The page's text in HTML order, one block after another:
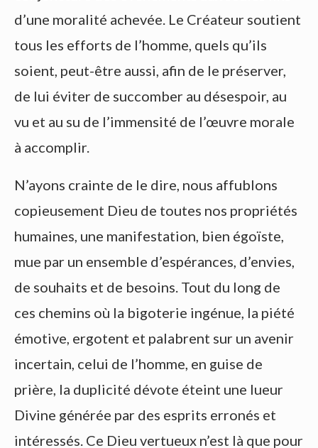
d’une moralité achevée. Le Créateur soutient
tous les efforts de l’homme, quels qu’ils
soient, peut-être aussi, afin de le préserver,
de lui éviter de succomber au désespoir, au
vu et au su de l’immensité de l’œuvre morale
à accomplir.
N’ayons crainte de le dire, nous affublons
copieusement Dieu de toutes nos propriétés
humaines, une manifestation, bien égoïste,
mue par un ensemble d’espérances, d’envies,
de souhaits et de besoins. Tout du long de
ces chemins où la bigoterie ingénue, la piété
émotive, ergotent et palabrent sur un avenir
incertain, celui de l’homme, en guise de
prière, la duplicité dévote éteint une lueur
Divine générée par des esprits erronés et
intéressés. Ce Dieu vertueux n’est là que pour